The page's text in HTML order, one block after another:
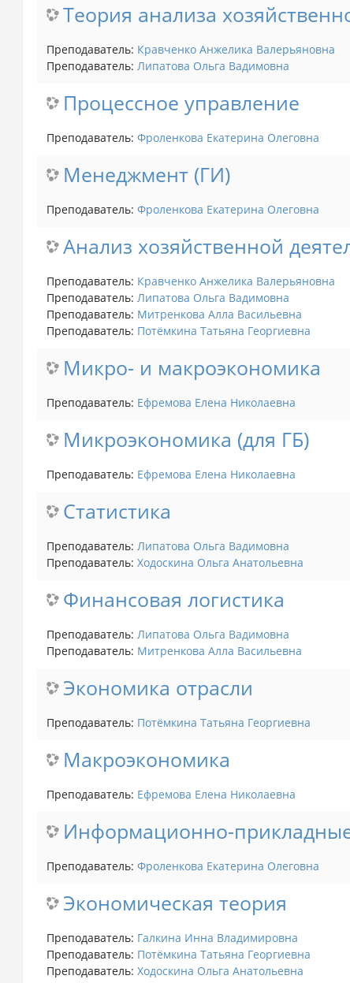
Теория анализа
Преподаватель: Кравченко Анжелика Валерьяновна
Преподаватель: Липатова Ольга Вадимовна
Процессное управление
Преподаватель: Фроленкова Екатерина Олеговна
Менеджмент (ГИ)
Преподаватель: Фроленкова Екатерина Олеговна
Анализ хозяйственной
Преподаватель: Кравченко Анжелика Валерьяновна
Преподаватель: Липатова Ольга Вадимовна
Преподаватель: Митренкова Алла Ваcильевна
Преподаватель: Потёмкина Татьяна Георгиевна
Микро- и макроэкономика
Преподаватель: Ефремова Елена Николаевна
Микроэкономика (для ГБ)
Преподаватель: Ефремова Елена Николаевна
Статистика
Преподаватель: Липатова Ольга Вадимовна
Преподаватель: Ходоскина Ольга Анатольевна
Финансовая логистика
Преподаватель: Липатова Ольга Вадимовна
Преподаватель: Митренкова Алла Ваcильевна
Экономика отрасли
Преподаватель: Потёмкина Татьяна Георгиевна
Макроэкономика
Преподаватель: Ефремова Елена Николаевна
Информационно-
Преподаватель: Фроленкова Екатерина Олеговна
Экономическая теория
Преподаватель: Галкина Инна Владимировна
Преподаватель: Потёмкина Татьяна Георгиевна
Преподаватель: Ходоскина Ольга Анатольевна